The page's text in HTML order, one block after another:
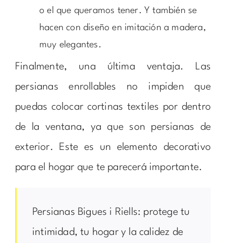
o el que queramos tener. Y también se
hacen con diseño en imitación a madera,
muy elegantes.
Finalmente, una última ventaja. Las
persianas enrollables no impiden que
puedas colocar cortinas textiles por dentro
de la ventana, ya que son persianas de
exterior. Este es un elemento decorativo
para el hogar que te parecerá importante.
Persianas Bigues i Riells: protege tu
intimidad, tu hogar y la calidez de